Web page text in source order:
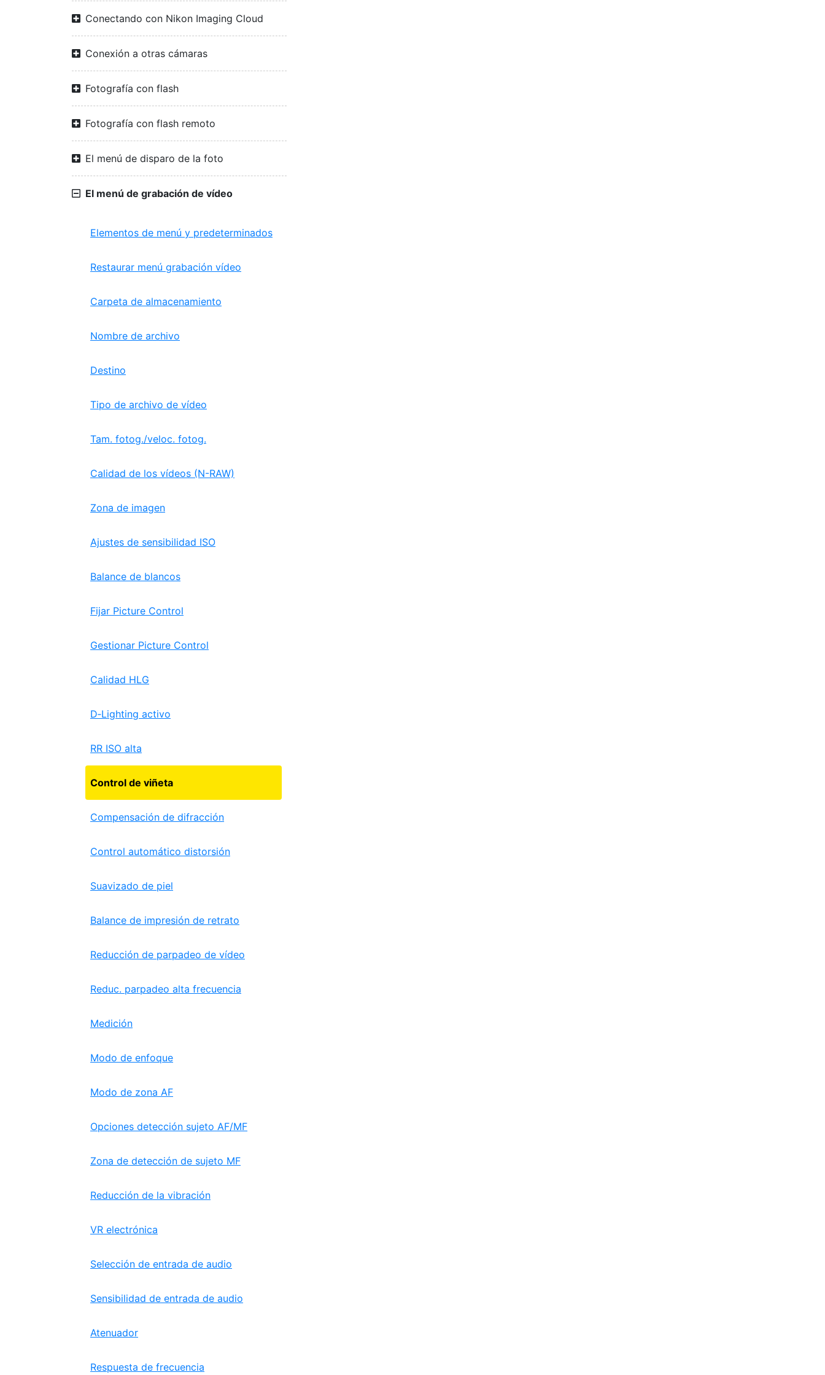
Conectando con Nikon Imaging Cloud
Conexión a otras cámaras
Fotografía con flash
Fotografía con flash remoto
El menú de disparo de la foto
El menú de grabación de vídeo
Elementos de menú y predeterminados
Restaurar menú grabación vídeo
Carpeta de almacenamiento
Nombre de archivo
Destino
Tipo de archivo de vídeo
Tam. fotog./veloc. fotog.
Calidad de los vídeos (N-RAW)
Zona de imagen
Ajustes de sensibilidad ISO
Balance de blancos
Fijar Picture Control
Gestionar Picture Control
Calidad HLG
D‑Lighting activo
RR ISO alta
Control de viñeta
Compensación de difracción
Control automático distorsión
Suavizado de piel
Balance de impresión de retrato
Reducción de parpadeo de vídeo
Reduc. parpadeo alta frecuencia
Medición
Modo de enfoque
Modo de zona AF
Opciones detección sujeto AF/MF
Zona de detección de sujeto MF
Reducción de la vibración
VR electrónica
Selección de entrada de audio
Sensibilidad de entrada de audio
Atenuador
Respuesta de frecuencia